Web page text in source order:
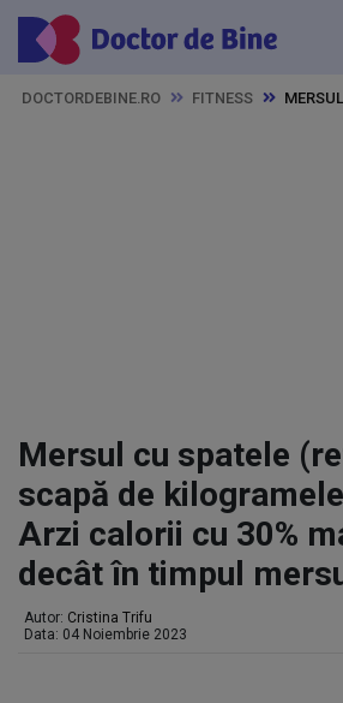
DOCTORDEBINE.RO FITNESS
Mersul cu spatele
scapă de
Arzi calorii cu 30%
decât în timpul
Autor: Cristina Trifu
Data: 04 Noiembrie 2023